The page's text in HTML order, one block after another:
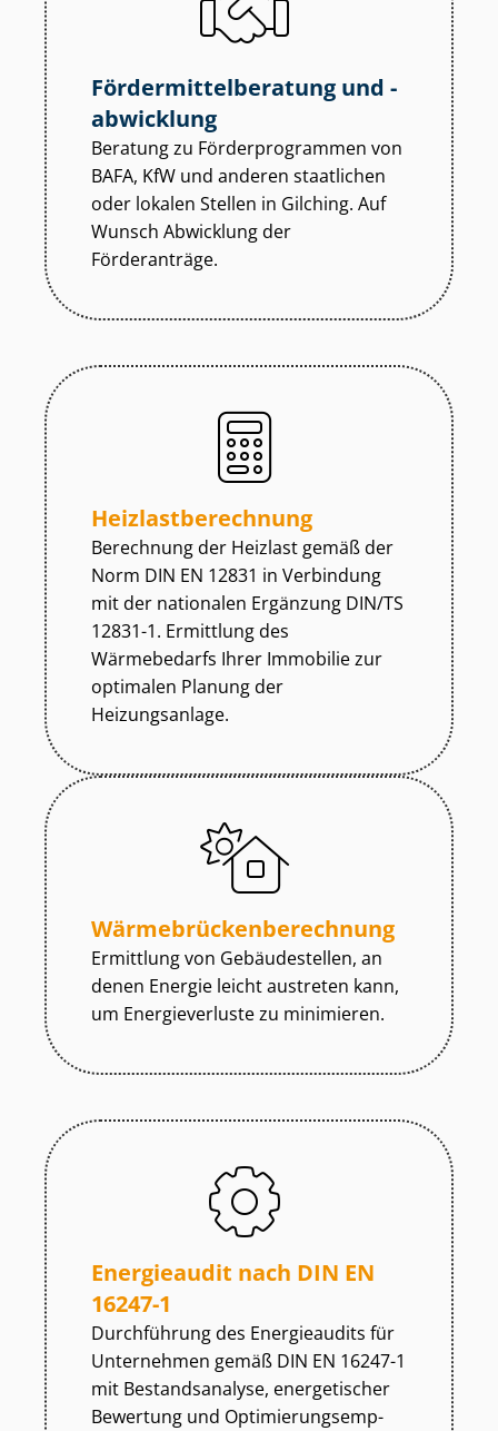
För­der­mit­tel­be­ra­tung und -
abwicklung
Beratung zu För­der­pro­gram­men von
BAFA, KfW und anderen staatlichen
oder lokalen Stellen in Gilching. Auf
Wunsch Abwicklung der
Förderanträge.
Heiz­last­be­rech­nung
Berechnung der Heizlast gemäß der
Norm DIN EN 12831 in Verbindung
mit der nationalen Ergänzung DIN/TS
12831-1. Ermittlung des
Wärmebedarfs Ihrer Immobilie zur
optimalen Planung der
Heizungsanlage.
Wär­me­brü­cken­be­rech­nung
Ermittlung von Gebäudestellen, an
denen Energie leicht austreten kann,
um Energieverluste zu minimieren.
Energieaudit nach DIN EN
16247-1
Durchführung des Energieaudits für
Unternehmen gemäß DIN EN 16247-1
mit Bestandsanalyse, energetischer
Bewertung und Op­ti­mie­rungs­emp­